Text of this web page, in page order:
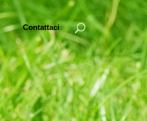
Contattaci